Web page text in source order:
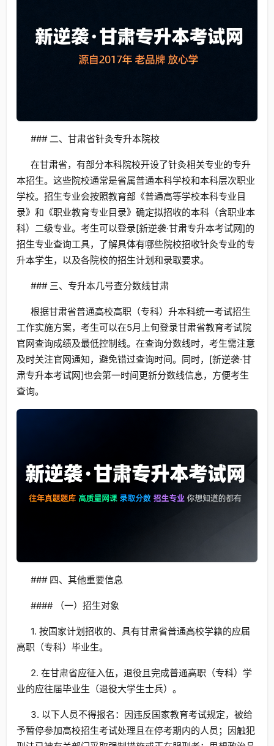
### 二、甘肃省针灸专升本院校
在甘肃省，有部分本科院校开设了针灸相关专业的专升
本招生。这些院校通常是省属普通本科学校和本科层次职业
学校。招生专业会按照教育部《普通高等学校本科专业目
录》和《职业教育专业目录》确定拟招收的本科（含职业本
科）二级专业。考生可以登录[新逆袭·甘肃专升本考试网]的
招生专业查询工具，了解具体有哪些院校招收针灸专业的专
升本学生，以及各院校的招生计划和录取要求。
### 三、专升本几号查分数线甘肃
根据甘肃省普通高校高职（专科）升本科统一考试招生
工作实施方案，考生可以在5月上旬登录甘肃省教育考试院
官网查询成绩及最低控制线。在查询分数线时，考生需注意
及时关注官网通知，避免错过查询时间。同时，[新逆袭·甘
肃专升本考试网]也会第一时间更新分数线信息，方便考生
查询。
### 四、其他重要信息
#### （一）招生对象
1. 按国家计划招收的、具有甘肃省普通高校学籍的应届
高职（专科）毕业生。
2. 在甘肃省应征入伍，退役且完成普通高职（专科）学
业的应往届毕业生（退役大学生士兵）。
3. 以下人员不得报名：因违反国家教育考试规定，被给
予暂停参加高校招生考试处理且在停考期内的人员；因触犯